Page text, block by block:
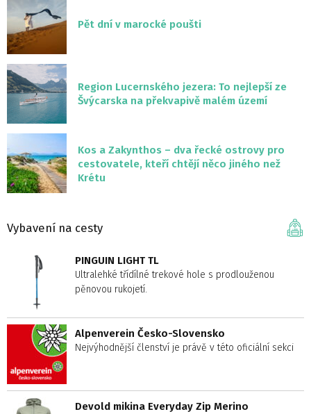
Pět dní v marocké poušti
Region Lucernského jezera: To nejlepší ze
Švýcarska na překvapivě malém území
Kos a Zakynthos – dva řecké ostrovy pro
cestovatele, kteří chtějí něco jiného než
Krétu
Vybavení na cesty
PINGUIN LIGHT TL
Ultralehké třídílné trekové hole s prodlouženou
pěnovou rukojetí.
Alpenverein Česko-Slovensko
Nejvýhodnější členství je právě v této oficiální sekci
Devold mikina Everyday Zip Merino